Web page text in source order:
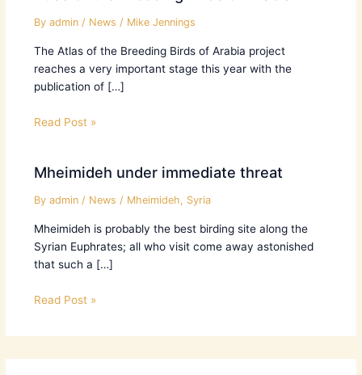
By admin / News / Mike Jennings
The Atlas of the Breeding Birds of Arabia project
reaches a very important stage this year with the
publication of […]
Read Post »
Mheimideh under immediate threat
By admin / News / Mheimideh, Syria
Mheimideh is probably the best birding site along the
Syrian Euphrates; all who visit come away astonished
that such a […]
Read Post »